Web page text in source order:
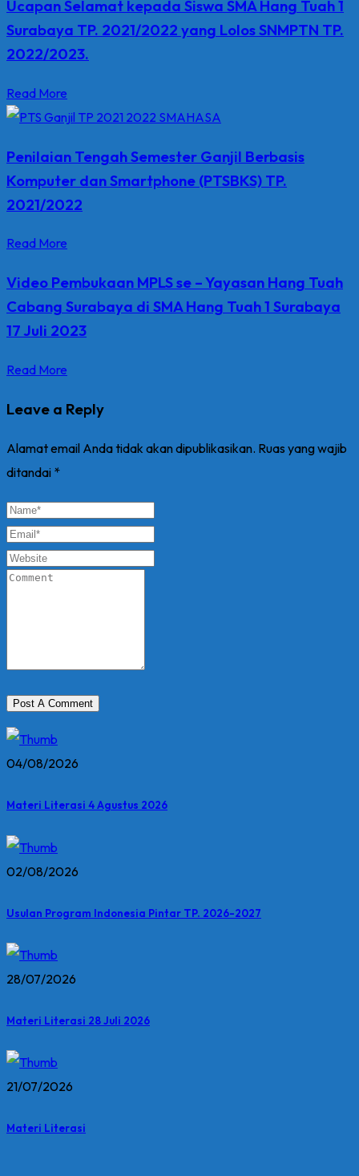
Ucapan Selamat kepada Siswa SMA Hang Tuah 1
Surabaya TP. 2021/2022 yang Lolos SNMPTN TP.
2022/2023.
Read More
Penilaian Tengah Semester Ganjil Berbasis
Komputer dan Smartphone (PTSBKS) TP.
2021/2022
Read More
Video Pembukaan MPLS se – Yayasan Hang Tuah
Cabang Surabaya di SMA Hang Tuah 1 Surabaya
17 Juli 2023
Read More
Leave a Reply
Alamat email Anda tidak akan dipublikasikan. Ruas yang wajib
ditandai *
04/08/2026
Materi Literasi 4 Agustus 2026
02/08/2026
Usulan Program Indonesia Pintar TP. 2026-2027
28/07/2026
Materi Literasi 28 Juli 2026
21/07/2026
Materi Literasi